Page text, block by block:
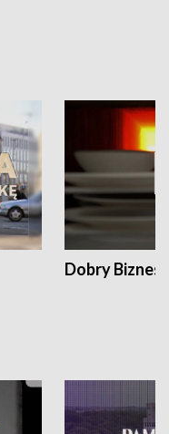
Dobry Biznes